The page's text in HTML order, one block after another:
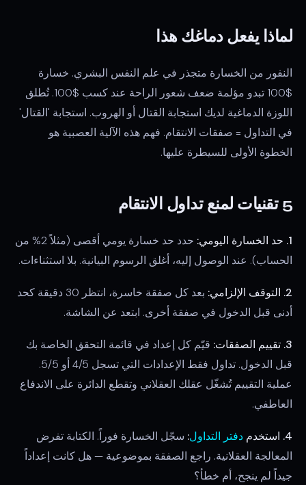
لماذا يفعل دماغك هذا
النفور من الخسارة متجذر في علم النفس البشري. خسارة
$100 تبدو مؤلمة ضعف شعور الراحة عند كسب $100. تُطلق
اللوزة الدماغية لديك استجابة القتال أو الهروب. استجابة 'القتال'
في التداول = صفقات الانتقام. فهم هذه الآلية العصبية هو
الخطوة الأولى للسيطرة عليها.
5 تقنيات لمنع تداول الانتقام
1. حد الخسارة اليومي:
حدد حد خسارة يومي أقصى (مثلاً 2% من
الحساب). عند الوصول إليه، أغلق الرسوم البيانية. بلا استثناءات.
2. التوقف الإلزامي:
بعد كل صفقة خاسرة، انتظر 30 دقيقة كحد
أدنى قبل الدخول في صفقة أخرى. ابتعد عن الشاشة.
3. تقييم الصفقات:
قيّم كل إعداد في قائمة التحقق الخاصة بك
قبل الدخول. تداول فقط الإعدادات التي تسجل 4/5 أو 5/5.
عملية التقييم تُشغّل عقلك العقلاني وتقطع الدائرة على الاندفاع
العاطفي.
4. استخدم دفتر التداول: سجّل الخسارة فوراً. الكتابة تفرض
المعالجة العقلانية. راجع الصفقة بموضوعية — هل كانت إعداداً
جيداً لم ينجح، أم خطأ؟